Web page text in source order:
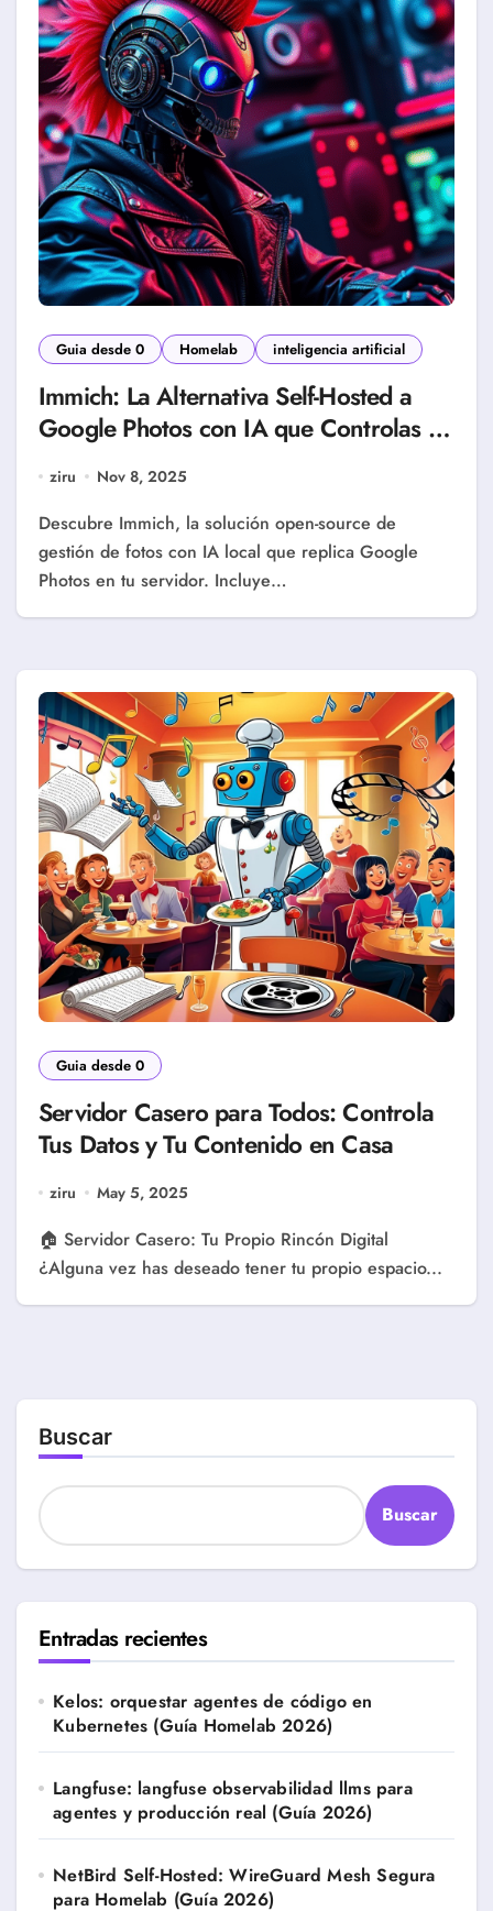
Guia desde 0 Homelab inteligencia artificial
Immich: La Alternativa Self-Hosted a
Google Photos con IA que Controlas Tú
ziru Nov 8, 2025
Descubre Immich, la solución open-source de
gestión de fotos con IA local que replica Google
Photos en tu servidor. Incluye…
Guia desde 0
Servidor Casero para Todos: Controla
Tus Datos y Tu Contenido en Casa
ziru May 5, 2025
🏠 Servidor Casero: Tu Propio Rincón Digital
¿Alguna vez has deseado tener tu propio espacio...
Buscar
Buscar
Entradas recientes
Kelos: orquestar agentes de código en
Kubernetes (Guía Homelab 2026)
Langfuse: langfuse observabilidad llms para
agentes y producción real (Guía 2026)
NetBird Self-Hosted: WireGuard Mesh Segura
para Homelab (Guía 2026)